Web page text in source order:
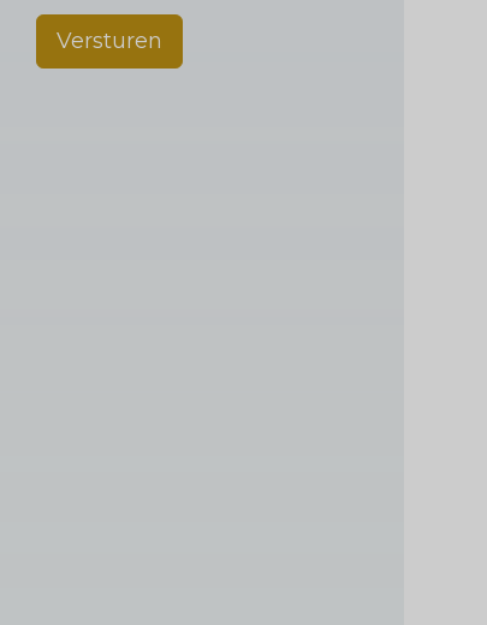
Versturen